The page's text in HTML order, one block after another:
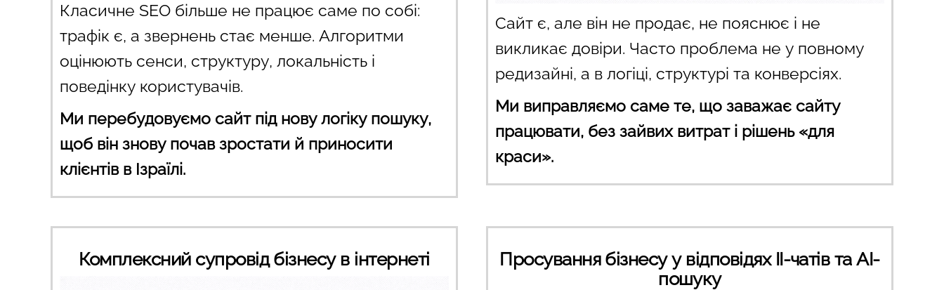
Класичне SEO більше не працює саме по собі:
трафік є, а звернень стає менше. Алгоритми
оцінюють сенси, структуру, локальність і
поведінку користувачів.
Ми перебудовуємо сайт під нову логіку пошуку,
щоб він знову почав зростати й приносити
клієнтів в Ізраїлі.
Сайт є, але він не продає, не пояснює і не
викликає довіри. Часто проблема не у повному
редизайні, а в логіці, структурі та конверсіях.
Ми виправляємо саме те, що заважає сайту
працювати, без зайвих витрат і рішень «для
краси».
Комплексний супровід бізнесу в інтернеті
Просування бізнесу у відповідях ІІ-чатів та AI-
пошуку